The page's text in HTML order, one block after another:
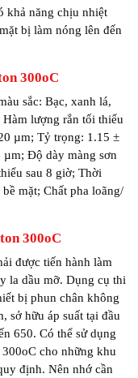
khả năng chịu nhiệt
bị làm nóng lên đến
300oC
sắc: Bạc, xanh lá,
lượng rắn tối thiểu
µm; Tỷ trọng: 1.15 ±
Độ dày màng sơn
sau 8 giờ; Thời
mặt; Chất pha loãng/
300oC
được tiến hành làm
la dầu mỡ. Dụng cụ thi
bị phun chân không
sở hữu áp suất tại đầu
650. Có thể sử dụng
cho những khu
định. Nên nhớ cần